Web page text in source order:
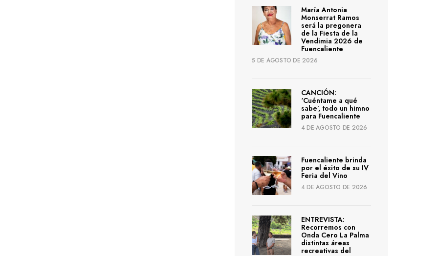
María Antonia
Monserrat Ramos
será la pregonera
de la Fiesta de la
Vendimia 2026 de
Fuencaliente
5 DE AGOSTO DE 2026
CANCIÓN:
‘Cuéntame a qué
sabe’, todo un himno
para Fuencaliente
4 DE AGOSTO DE 2026
Fuencaliente brinda
por el éxito de su IV
Feria del Vino
4 DE AGOSTO DE 2026
ENTREVISTA:
Recorremos con
Onda Cero La Palma
distintas áreas
recreativas del